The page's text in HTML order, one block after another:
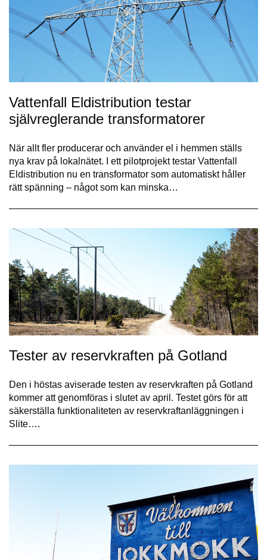
Vattenfall Eldistribution testar
självreglerande transformatorer
När allt fler producerar och använder el i hemmen ställs
nya krav på lokalnätet. I ett pilotprojekt testar Vattenfall
Eldistribution nu en transformator som automatiskt håller
rätt spänning – något som kan minska…
Tester av reservkraften på Gotland
Den i höstas aviserade testen av reservkraften på Gotland
kommer att genomföras i slutet av april. Testet görs för att
säkerställa funktionaliteten av reservkraftanläggningen i
Slite….